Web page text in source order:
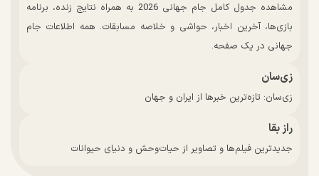
مشاهده جدول کامل جام جهانی 2026 به همراه نتایج زنده، برنامه
بازی‌ها، آخرین اخبار، حواشی و خلاصه مسابقات. همه اطلاعات جام
جهانی در یک صفحه.
زی‌سان
زی‌سان: تازه‌ترین خبرها از ایران و جهان
راز بقا
جدیدترین فیلم‌ها و تصاویر از حیات‌وحش و دنیای حیوانات